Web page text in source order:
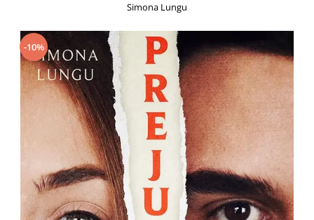
Arte Divinatorii
Astrologie
Chiromantie
Dezvoltare Spirituala
KidConnection
New Illuminati Files
Numerologie
Simona Lungu
-10%